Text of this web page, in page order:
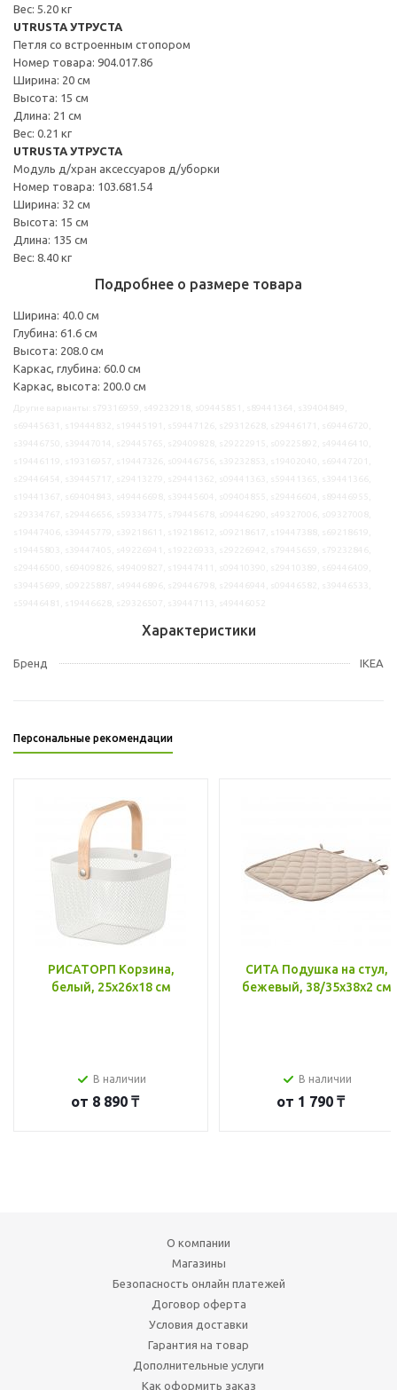
Вес: 5.20 кг
UTRUSTA УТРУСТА
Петля со встроенным стопором
Номер товара: 904.017.86
Ширина: 20 см
Высота: 15 см
Длина: 21 см
Вес: 0.21 кг
UTRUSTA УТРУСТА
Модуль д/хран аксессуаров д/уборки
Номер товара: 103.681.54
Ширина: 32 см
Высота: 15 см
Длина: 135 см
Вес: 8.40 кг
Подробнее о размере товара
Ширина: 40.0 см
Глубина: 61.6 см
Высота: 208.0 см
Каркас, глубина: 60.0 см
Каркас, высота: 200.0 см
Характеристики
Бренд IKEA
Персональные рекомендации
РИСАТОРП Корзина,
белый, 25x26x18 см
В наличии
от 8 890 ₸
СИТА Подушка на стул,
бежевый, 38/35x38x2 см
В наличии
от 1 790 ₸
О компании
Магазины
Безопасность онлайн платежей
Договор оферта
Условия доставки
Гарантия на товар
Дополнительные услуги
Как оформить заказ